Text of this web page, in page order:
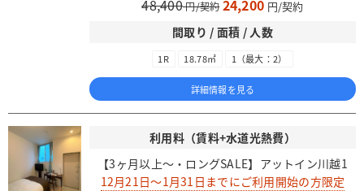
48,400 24,200
間取り / 面積 / 人数
1R 18.78㎡ 1（最大：2）
詳細情報を見る
利用料（賃料+水道光熱費）
【3ヶ月以上～・ロングSALE】アットイン川越1
12月21日～1月31日までにご利用開始の方限定